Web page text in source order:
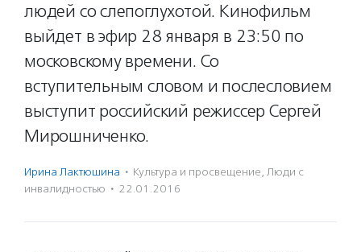
людей со слепоглухотой. Кинофильм
выйдет в эфир 28 января в 23:50 по
московскому времени. Со
вступительным словом и послесловием
выступит российский режиссер Сергей
Мирошниченко.
Ирина Лактюшина · Культура и просвещение, Люди с
инвалидностью · 22.01.2016